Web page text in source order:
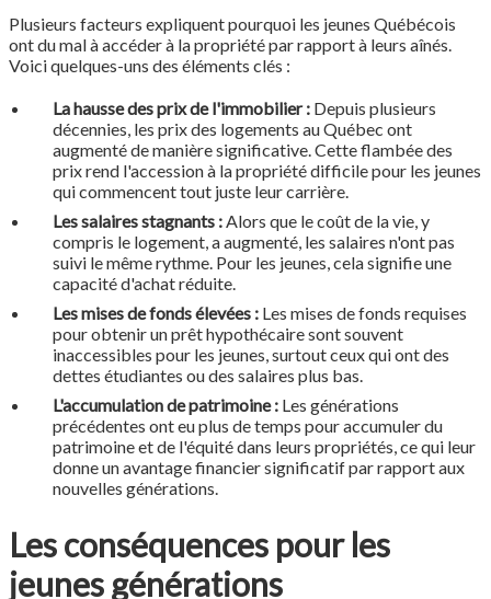
Plusieurs facteurs expliquent pourquoi les jeunes Québécois
ont du mal à accéder à la propriété par rapport à leurs aînés.
Voici quelques-uns des éléments clés :
La hausse des prix de l'immobilier : Depuis plusieurs
décennies, les prix des logements au Québec ont
augmenté de manière significative. Cette flambée des
prix rend l'accession à la propriété difficile pour les jeunes
qui commencent tout juste leur carrière.
Les salaires stagnants :Alors que le coût de la vie, y
compris le logement, a augmenté, les salaires n'ont pas
suivi le même rythme. Pour les jeunes, cela signifie une
capacité d'achat réduite.
Les mises de fonds élevées : Les mises de fonds requises
pour obtenir un prêt hypothécaire sont souvent
inaccessibles pour les jeunes, surtout ceux qui ont des
dettes étudiantes ou des salaires plus bas.
L'accumulation de patrimoine : Les générations
précédentes ont eu plus de temps pour accumuler du
patrimoine et de l'équité dans leurs propriétés, ce qui leur
donne un avantage financier significatif par rapport aux
nouvelles générations.
Les conséquences pour les
jeunes générations